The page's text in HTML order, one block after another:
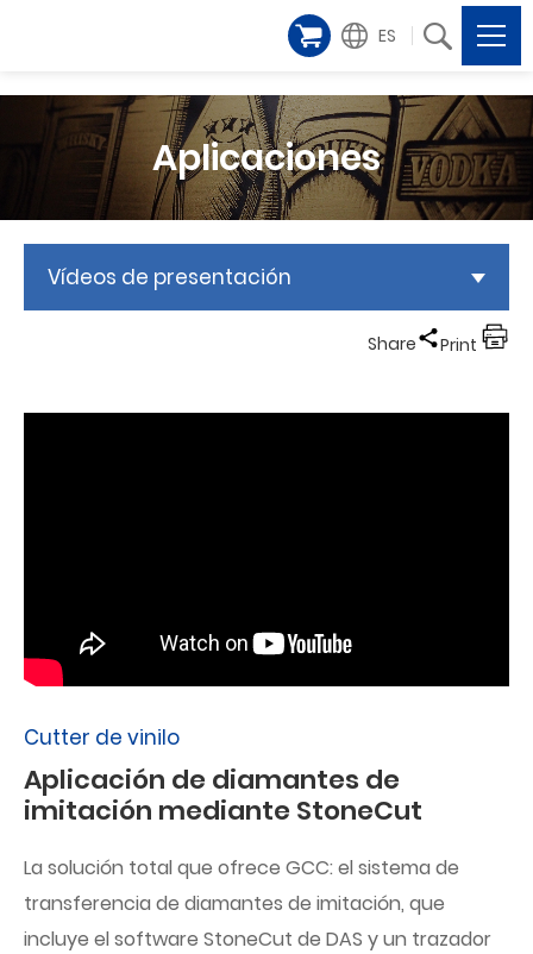
ES
Aplicaciones
Vídeos de presentación
Share Print
Cutter de vinilo
Aplicación de diamantes de
imitación mediante StoneCut
La solución total que ofrece GCC: el sistema de
transferencia de diamantes de imitación, que
incluye el software StoneCut de DAS y un trazador